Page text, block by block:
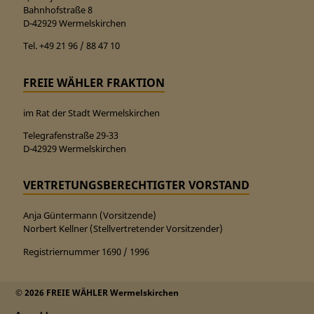
Bahnhofstraße 8
D-42929 Wermelskirchen
Tel. +49 21 96 / 88 47 10
FREIE WÄHLER FRAKTION
im Rat der Stadt Wermelskirchen
Telegrafenstraße 29-33
D-42929 Wermelskirchen
VERTRETUNGSBERECHTIGTER VORSTAND
Anja Güntermann (Vorsitzende)
Norbert Kellner (Stellvertretender Vorsitzender)
Registriernummer 1690 / 1996
© 2026 FREIE WÄHLER Wermelskirchen